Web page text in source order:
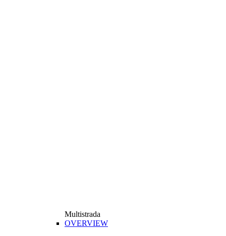
Multistrada
OVERVIEW